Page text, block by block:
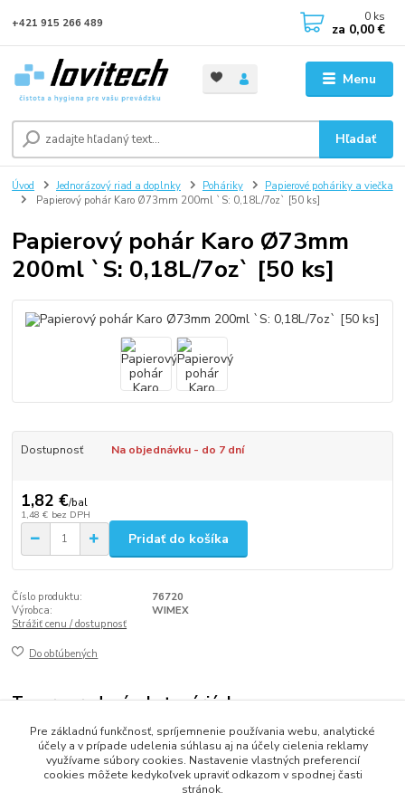
Menu
Hľadať
+421 915 266 489 0 ks
za 0,00 €
Úvod Jednorázový riad a doplnky Poháriky
Papierové poháriky a viečka
Papierový pohár Karo Ø73mm 200ml `S: 0,18L/7oz` [50 ks]
Papierový pohár Karo Ø73mm
200ml `S: 0,18L/7oz` [50 ks]
Dostupnosť Na objednávku - do 7 dní
1,82 €/bal
1,48 € bez DPH
Pridať do košíka
Číslo produktu:
76720
Výrobca:
WIMEX
Strážiť cenu / dostupnosť
Do obľúbených
Tovar zaradený v kategóriách
Papierové poháriky a viečka
Pre základnú funkčnosť, spríjemnenie používania webu, analytické
účely a v prípade udelenia súhlasu aj na účely cielenia reklamy
využívame súbory cookies. Nastavenie vlastných preferencií
cookies môžete kedykoľvek upraviť odkazom v spodnej časti
stránok.